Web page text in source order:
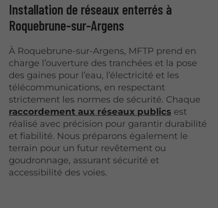
Installation de réseaux enterrés à
Roquebrune-sur-Argens
À Roquebrune-sur-Argens, MFTP prend en
charge l’ouverture des tranchées et la pose
des gaines pour l’eau, l’électricité et les
télécommunications, en respectant
strictement les normes de sécurité. Chaque
raccordement aux réseaux publics est
réalisé avec précision pour garantir durabilité
et fiabilité. Nous préparons également le
terrain pour un futur revêtement ou
goudronnage, assurant sécurité et
accessibilité des voies.